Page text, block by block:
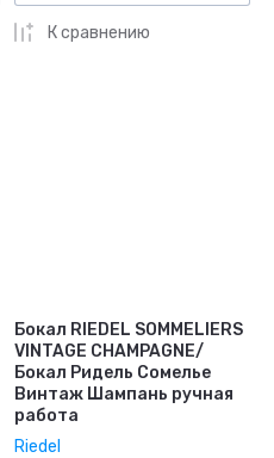
К сравнению
Бокал RIEDEL SOMMELIERS
VINTAGE CHAMPAGNE/
Бокал Ридель Сомелье
Винтаж Шампань ручная
работа
Riedel